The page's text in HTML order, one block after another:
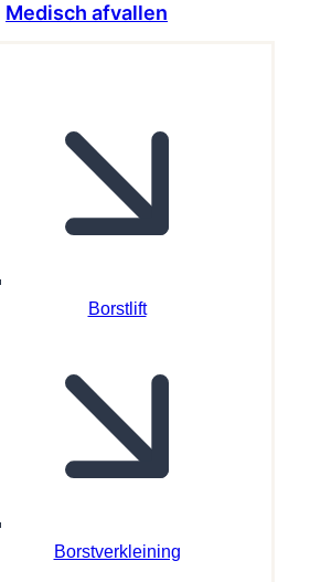
Medisch afvallen
Borstlift
Borstverkleining